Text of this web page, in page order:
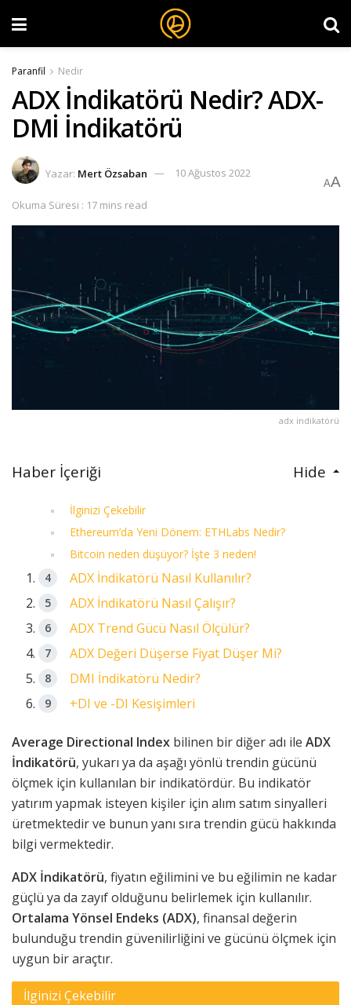
Paranfil Nedir
ADX İndikatörü Nedir? ADX-
DMİ İndikatörü
Yazar: Mert Özsaban 10 Ağustos 2022
Okuma Süresi : 17 mins read
AA
adx indikatörü
Haber İçeriği Hide
İlginizi Çekebilir
Ethereum’da Yeni Dönem: ETHLabs Nedir?
Bitcoin neden düşüyor? İşte 3 neden!
ADX İndikatörü Nasıl Kullanılır?
ADX İndikatörü Nasıl Çalışır?
ADX Trend Gücü Nasıl Ölçülür?
ADX Değeri Düşerse Fiyat Düşer Mi?
DMI İndikatörü Nedir?
+DI ve -DI Kesişimleri
Average Directional Index bilinen bir diğer adı ile ADX
İndikatörü, yukarı ya da aşağı yönlü trendin gücünü
ölçmek için kullanılan bir indikatördür. Bu indikatör
yatırım yapmak isteyen kişiler için alım satım sinyalleri
üretmektedir ve bunun yanı sıra trendin gücü hakkında
bilgi vermektedir.
ADX İndikatörü, fiyatın eğilimini ve bu eğilimin ne kadar
güçlü ya da zayıf olduğunu belirlemek için kullanılır.
Ortalama Yönsel Endeks (ADX), finansal değerin
bulunduğu trendin güvenilirliğini ve gücünü ölçmek için
uygun bir araçtır.
İlginizi Çekebilir